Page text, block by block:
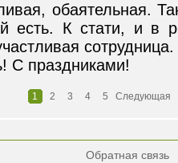
обаятельная.
есть. К стати, и в
С праздниками!
1 2 3 4 5 Следующая
Обратная связь